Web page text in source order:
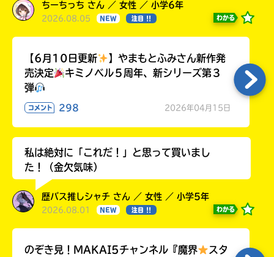
ちーちっち さん ／ 女性 ／ 小学6年
2026.08.05 NEW 注目 !! わかる
【6月10日更新
】やまもとふみさん新作発
売決定
キミノベル５周年、新シリーズ第３
弾
コメント 298 2026年04月15日
私は絶対に「これだ！」と思って買いまし
た！（金欠気味）
歴バス推しシャチ さん ／ 女性 ／ 小学5年
2026.08.01 NEW 注目 !! わかる
のぞき見！MAKAI5チャンネル『魔界
スタ